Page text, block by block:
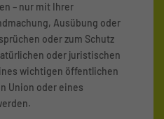
– nur mit Ihrer
Ausübung oder
oder zum Schutz
oder juristischen
wichtigen öffentlichen
Union oder eines